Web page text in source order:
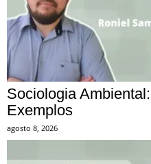
Sociologia
Exemplos
agosto 8, 2026